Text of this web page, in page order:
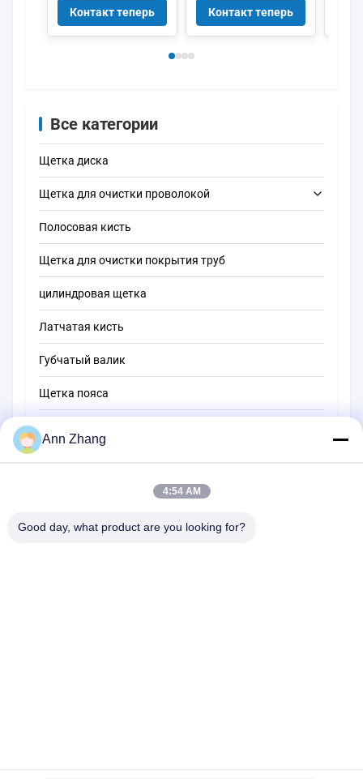
щетки полотна с
задней стороной
нейлоновой щеткой
маршрутизатора
Контакт теперь
стали для
промышленных
очистных полос
Контакт теперь
Все категории
Щетка диска
Щетка для очистки проволокой
щетка чистки трубки
щетка чистки соломы
Полосовая кисть
Щетка для очистки покрытия труб
цилиндровая щетка
Латчатая кисть
Губчатый валик
Щетка пояса
Щетка
Торцевая щетка для проводов
Ann Zhang
4:54 AM
Good day, what product are you looking for?